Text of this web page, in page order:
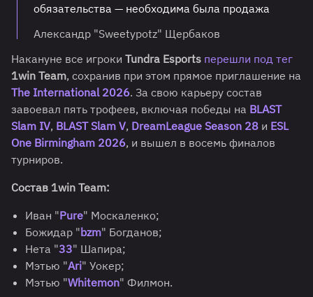
обязательства — необходима была продажа
Александр "Sweetypotz" Щербаков
Накануне все игроки Tundra Esports перешли под тег
1win Team, сохранив при этом прямое приглашение на
The International 2026. За свою карьеру состав
завоевал пять трофеев, включая победы на BLAST
Slam IV, BLAST Slam V, DreamLeague Season 28 и ESL
One Birmingham 2026, и вышел в восемь финалов
турниров.
Состав 1win Team:
Иван "Pure" Москаленко;
Божидар "bzm" Богданов;
Нета "33" Шапира;
Мэтью "Ari" Уокер;
Мэтью "Whitemon" Филмон.